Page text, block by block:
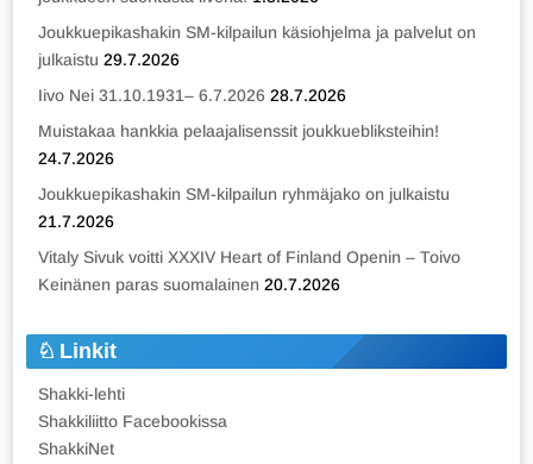
Joukkuepikashakin SM-kilpailun käsiohjelma ja palvelut on
julkaistu 29.7.2026
Iivo Nei 31.10.1931– 6.7.2026 28.7.2026
Muistakaa hankkia pelaajalisenssit joukkuebliksteihin!
24.7.2026
Joukkuepikashakin SM-kilpailun ryhmäjako on julkaistu
21.7.2026
Vitaly Sivuk voitti XXXIV Heart of Finland Openin – Toivo
Keinänen paras suomalainen 20.7.2026
Linkit
Shakki-lehti
Shakkiliitto Facebookissa
ShakkiNet